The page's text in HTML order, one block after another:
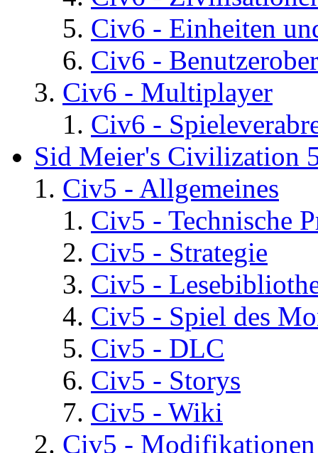
Civ6 - Einheiten
Civ6 -
Civ6 - Multiplayer
Civ6 -
Sid Meier's Civilization
Civ5 - Allgemeines
Civ5 - Technische
Civ5 - Strategie
Civ5 -
Civ5 - Spiel des
Civ5 - DLC
Civ5 - Storys
Civ5 - Wiki
Civ5 - Modifikationen